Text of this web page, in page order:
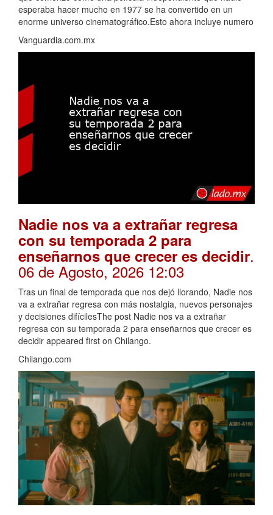
esperaba hacer mucho en 1977 se ha convertido en un
enorme universo cinematográfico.Esto ahora incluye numero
Vanguardia.com.mx
Nadie nos va a extrañar regresa
con su temporada 2 para
enseñarnos que crecer es decidir.
06 de Agosto, 2026 12:03
Tras un final de temporada que nos dejó llorando, Nadie nos
va a extrañar regresa con más nostalgia, nuevos personajes
y decisiones difícilesThe post Nadie nos va a extrañar
regresa con su temporada 2 para enseñarnos que crecer es
decidir appeared first on Chilango.
Chilango.com